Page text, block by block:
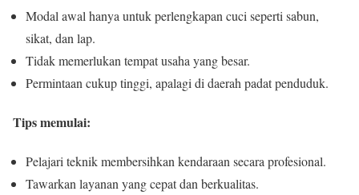
Modal awal hanya untuk perlengkapan cuci seperti sabun,
sikat, dan lap.
Tidak memerlukan tempat usaha yang besar.
Permintaan cukup tinggi, apalagi di daerah padat penduduk.
Tips memulai:
Pelajari teknik membersihkan kendaraan secara profesional.
Tawarkan layanan yang cepat dan berkualitas.